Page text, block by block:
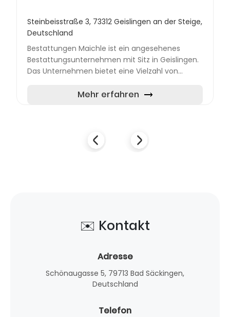
Steinbeisstraße 3, 73312 Geislingen an der Steige,
Deutschland
Bestattungen Maichle ist ein angesehenes
Bestattungsunternehmen mit Sitz in Geislingen.
Das Unternehmen bietet eine Vielzahl von
schweren Zeiten Unters...
Mehr erfahren
✉️ Kontakt
Adresse
Schönaugasse 5, 79713 Bad Säckingen,
Deutschland
Telefon